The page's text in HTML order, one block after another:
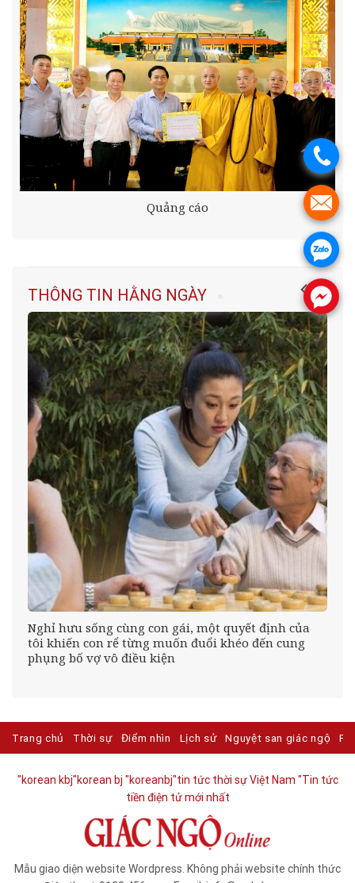
Quảng cáo
THÔNG TIN HẰNG NGÀY
Nghỉ hưu sống cùng con gái, một quyết định của
tôi khiến con rể từng muốn đuổi khéo đến cung
phụng bố vợ vô điều kiện
Trang chủ Thời sự Điểm nhìn Lịch sử Nguyệt san giác ngộ
"korean kbj​"korean bj "koreanbj​"tin tức thời sự Việt Nam "Tin tức
tiền điện tử mới nhất​
Mẫu giao diện website Wordpress. Không phải website chính thức
.
.
.
.